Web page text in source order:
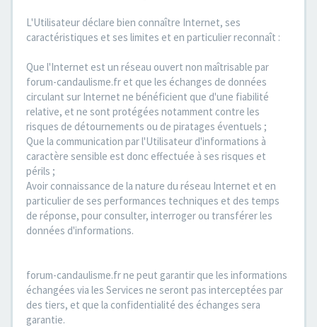
L'Utilisateur déclare bien connaître Internet, ses
caractéristiques et ses limites et en particulier reconnaît :
Que l'Internet est un réseau ouvert non maîtrisable par
forum-candaulisme.fr et que les échanges de données
circulant sur Internet ne bénéficient que d'une fiabilité
relative, et ne sont protégées notamment contre les
risques de détournements ou de piratages éventuels ;
Que la communication par l'Utilisateur d'informations à
caractère sensible est donc effectuée à ses risques et
périls ;
Avoir connaissance de la nature du réseau Internet et en
particulier de ses performances techniques et des temps
de réponse, pour consulter, interroger ou transférer les
données d'informations.
forum-candaulisme.fr ne peut garantir que les informations
échangées via les Services ne seront pas interceptées par
des tiers, et que la confidentialité des échanges sera
garantie.